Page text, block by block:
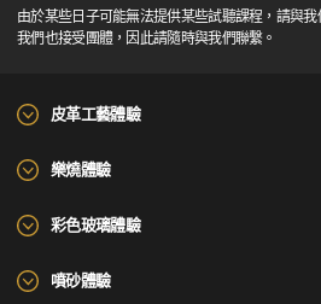
由於某些日子可能無法提供某些試聽課程，請與我
我們也接受團體，因此請隨時與我們聯繫。
皮革工藝體驗
樂燒體驗
彩色玻璃體驗
噴砂體驗